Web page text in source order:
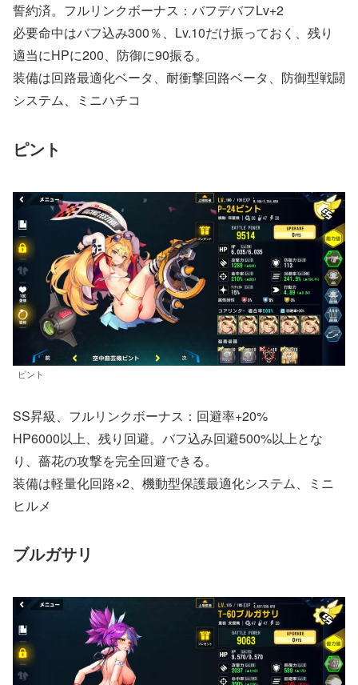
誓約済。フルリンクボーナス：バフデバフLv+2
必要命中はバフ込み300％、Lv.10だけ振っておく、残り
適当にHPに200、防御に90振る。
装備は回路最適化ベータ、耐衝撃回路ベータ、防御型戦闘
システム、ミニハチコ
ピント
ピント
SS昇級、フルリンクボーナス：回避率+20%
HP6000以上、残り回避。バフ込み回避500%以上とな
り、薔花の攻撃を完全回避できる。
装備は軽量化回路×2、機動型保護最適化システム、ミニ
ヒルメ
ブルガサリ